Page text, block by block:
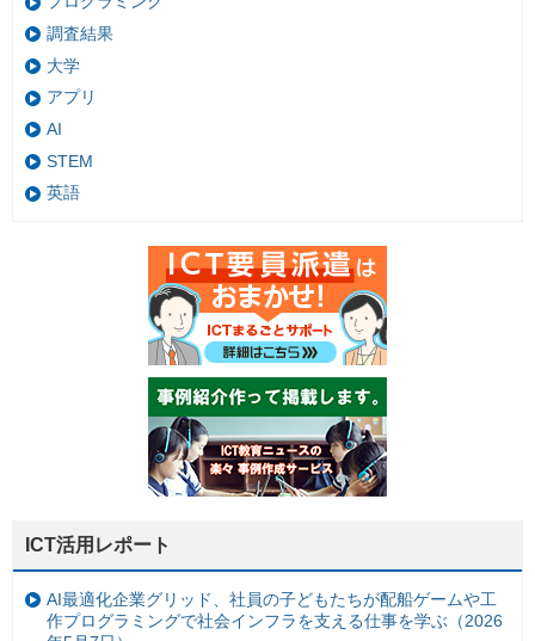
調査結果
大学
アプリ
AI
STEM
英語
ICT活用レポート
AI最適化企業グリッド、社員の子どもたちが配船ゲームや工
作プログラミングで社会インフラを支える仕事を学ぶ（2026